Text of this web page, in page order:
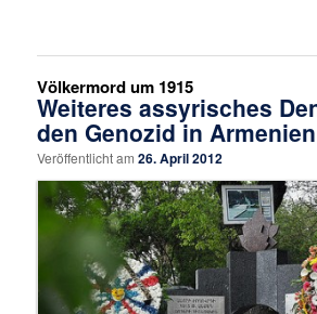
Völkermord um 1915
Weiteres assyrisches
den Genozid in
Veröffentlicht am26. April 2012